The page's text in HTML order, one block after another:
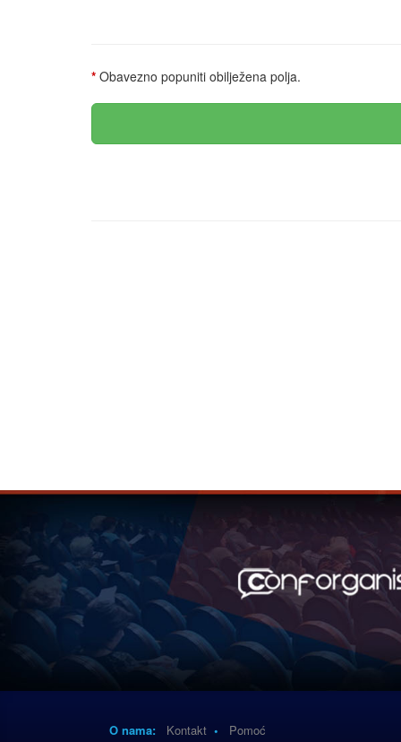
* Obavezno popuniti obilježena polja.
O nama: Kontakt • Pomoć